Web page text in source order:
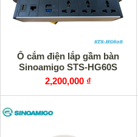
Ổ cắm điện lắp gầm bàn
Sinoamigo STS-HG60S
2,200,000 ₫